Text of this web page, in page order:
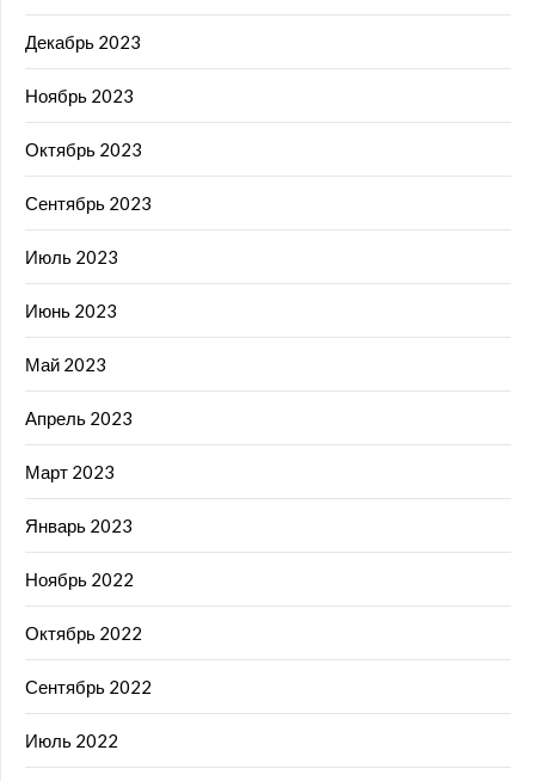
Декабрь 2023
Ноябрь 2023
Октябрь 2023
Сентябрь 2023
Июль 2023
Июнь 2023
Май 2023
Апрель 2023
Март 2023
Январь 2023
Ноябрь 2022
Октябрь 2022
Сентябрь 2022
Июль 2022